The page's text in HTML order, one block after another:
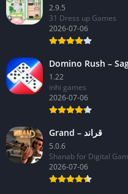
2.9.5
31 Dress up Games
2026-07-06
Domino Rush –
1.22
inhi games
2026-07-06
Grand – قراند
5.0.6
Shanab for Digital
2026-07-06